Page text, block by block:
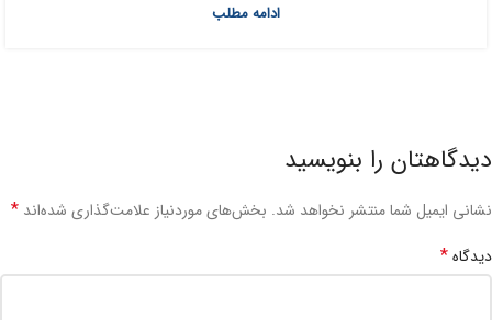
ادامه مطلب
دیدگاهتان را بنویسید
نشانی ایمیل شما منتشر نخواهد شد. بخش‌های موردنیاز علامت‌گذاری شده‌اند *
دیدگاه*